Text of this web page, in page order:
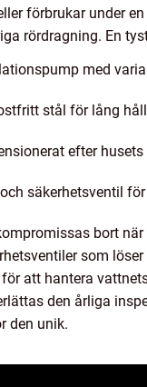
förbrukar under
rördragning. En
med
stål för lång
efter
säkerhetsventil
bort
som
att hantera
den årliga
den unik.